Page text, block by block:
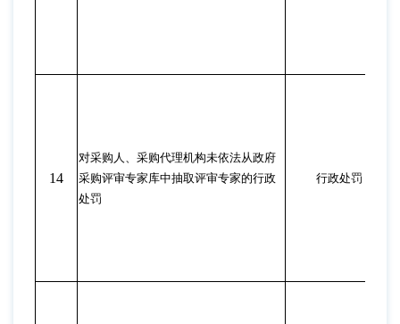
14
对采购人、采购代理机构未依法从政府
采购评审专家库中抽取评审专家的行政
处罚
行政处罚